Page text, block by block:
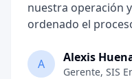
nuestra operación
ordenado el
A Alexis
Gerente, SIS